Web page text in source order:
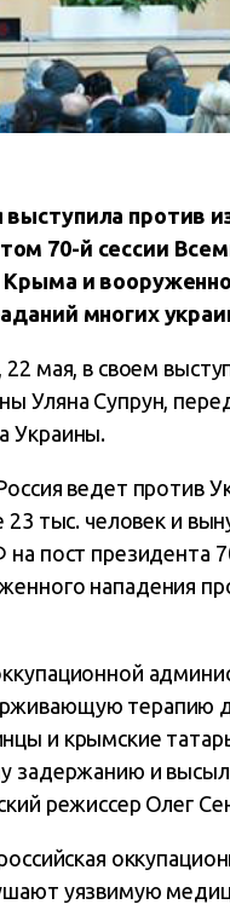
выступила против
70-й сессии
Крыма и
многих
мая, в своем
Уляна Супрун,
Украины.
ведет против
23 тыс. человек и
пост президента
нападения
терапию
и крымские
задержанию и
режиссер Олег
уязвимую